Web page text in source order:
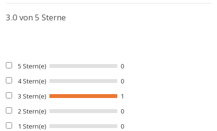
3.0 von 5 Sterne
5 Stern(e)
0
4 Stern(e)
0
3 Stern(e)
1
2 Stern(e)
0
1 Stern(e)
0